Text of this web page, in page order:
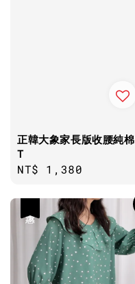
正韓大象家長版收腰純棉
T
Regular
NT$ 1,380